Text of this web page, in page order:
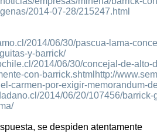
2014-07-28/215247.html
2014/06/30/pascua-lama-
y-barrick/
2014/06/30/concejal-de-
con-barrick.shtmlhttp://
carmen-por-exigir-memorandum-
2014/06/20/107456/
se despiden atentamente